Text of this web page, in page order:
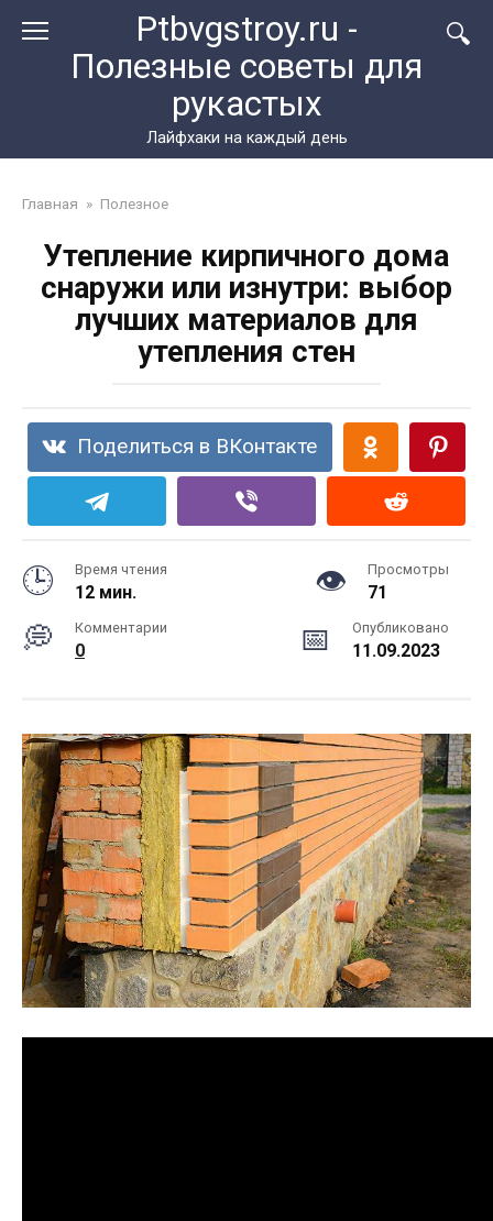
Ptbvgstroy.ru -
Полезные советы для
рукастых
Лайфхаки на каждый день
Главная » Полезное
Утепление кирпичного дома
снаружи или изнутри: выбор
лучших материалов для
утепления стен
Поделиться в ВКонтакте
Время чтения
12 мин.
Просмотры
71
Комментарии
0
Опубликовано
11.09.2023